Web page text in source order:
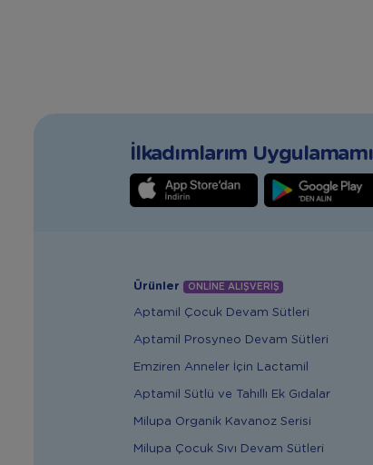
İlkadımlarım
Ürünler ONLİNE ALIŞVERİŞ
Aptamil Çocuk Devam Sütleri
Aptamil Prosyneo Devam Sütleri
Emziren Anneler İçin Lactamil
Aptamil Sütlü ve Tahıllı Ek Gıdalar
Milupa Organik Kavanoz Serisi
Milupa Çocuk Sıvı Devam Sütleri